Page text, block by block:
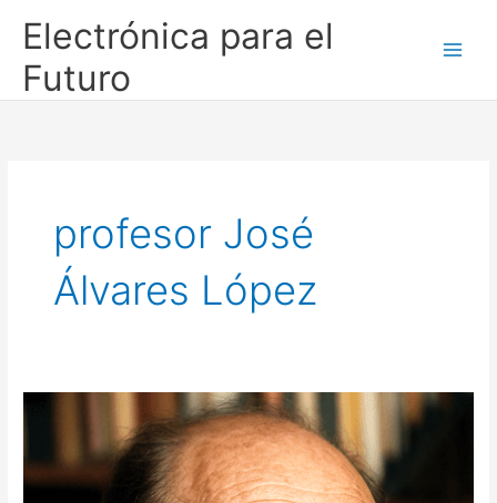
Electrónica para el
Futuro
profesor José
Álvares López
En
profesor